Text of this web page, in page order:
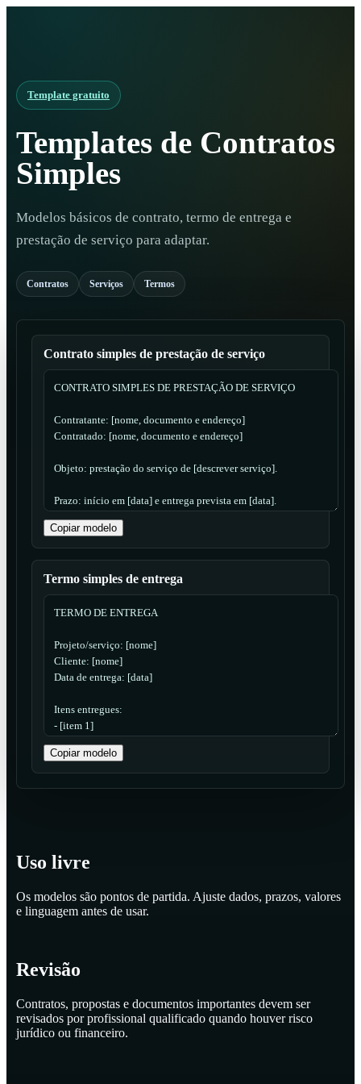
Template gratuito
Templates de Contratos
Simples
Modelos básicos de contrato, termo de entrega e
prestação de serviço para adaptar.
Contratos Serviços Termos
Contrato simples de prestação de serviço
Copiar modelo
Termo simples de entrega
Copiar modelo
Uso livre
Os modelos são pontos de partida. Ajuste dados, prazos, valores
e linguagem antes de usar.
Revisão
Contratos, propostas e documentos importantes devem ser
revisados por profissional qualificado quando houver risco
jurídico ou financeiro.